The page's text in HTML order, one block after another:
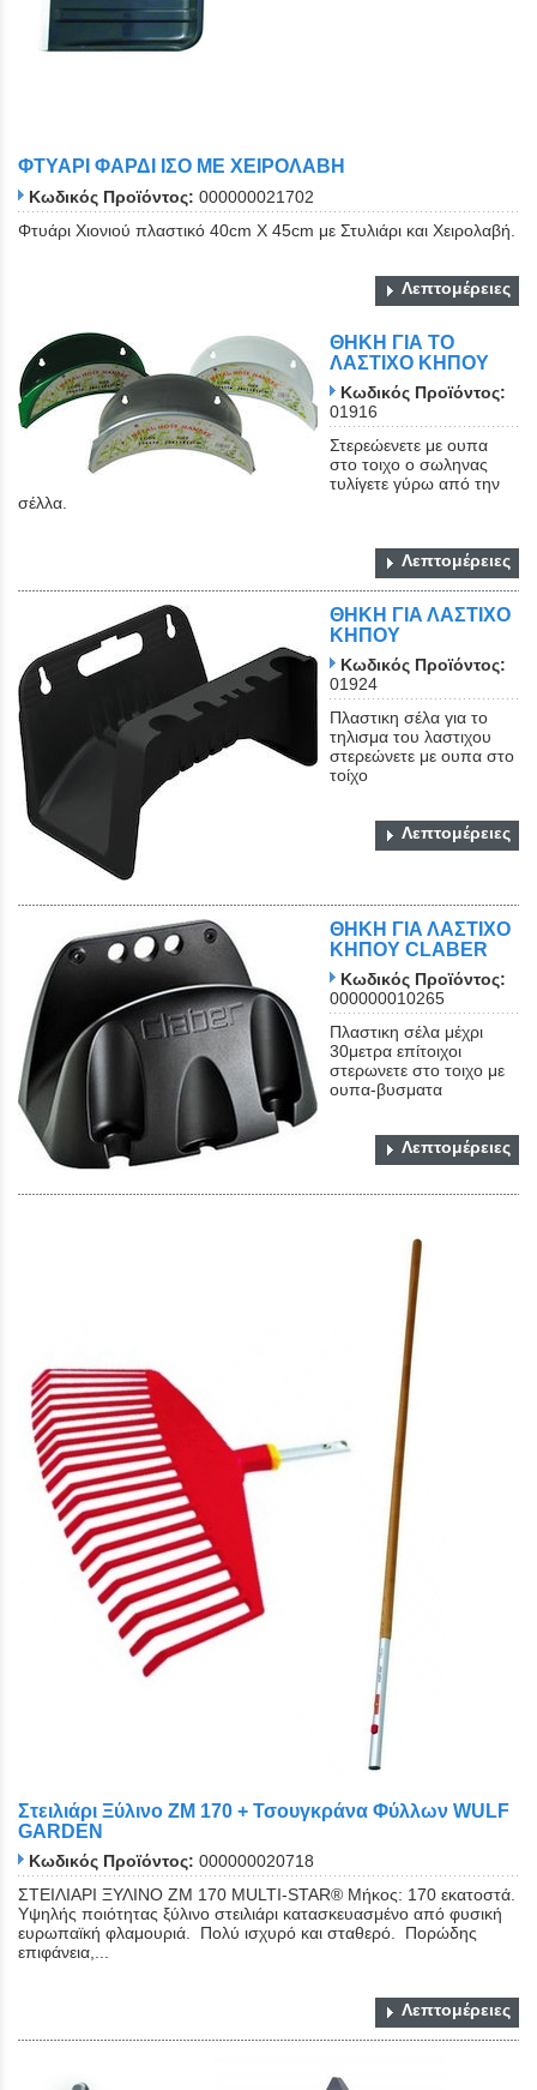
ΦΤΥΑΡΙ ΦΑΡΔΙ ΙΣΟ ΜΕ ΧΕΙΡΟΛΑΒΗ
Κωδικός Προϊόντος: 000000021702
Φτυάρι Χιονιού πλαστικό 40cm Χ 45cm με Στυλιάρι και Χειρολαβή.
Λεπτομέρειες
ΘΗΚΗ ΓΙΑ ΤΟ
ΛΑΣΤΙΧΟ ΚΗΠΟΥ
Κωδικός Προϊόντος:
01916
Στερεώενετε με ουπα
στο τοιχο ο σωληνας
τυλίγετε γύρω από την
σέλλα.
Λεπτομέρειες
ΘΗΚΗ ΓΙΑ ΛΑΣΤΙΧΟ
ΚΗΠΟΥ
Κωδικός Προϊόντος:
01924
Πλαστικη σέλα για το
τηλισμα του λαστιχου
στερεώνετε με ουπα στο
τοίχο
Λεπτομέρειες
ΘΗΚΗ ΓΙΑ ΛΑΣΤΙΧΟ
ΚΗΠΟΥ CLABER
Κωδικός Προϊόντος:
000000010265
Πλαστικη σέλα μέχρι
30μετρα επίτοιχοι
στερωνετε στο τοιχο με
ουπα-βυσματα
Λεπτομέρειες
Στειλιάρι Ξύλινο ZM 170 + Τσουγκράνα Φύλλων WULF
GARDEN
Κωδικός Προϊόντος: 000000020718
ΣΤΕΙΛΙΑΡΙ ΞΥΛΙΝΟ ZM 170 MULTI-STAR® Μήκος: 170 εκατοστά.
Υψηλής ποιότητας ξύλινο στειλιάρι κατασκευασμένο από φυσική
ευρωπαϊκή φλαμουριά. Πολύ ισχυρό και σταθερό. Πορώδης
επιφάνεια,...
Λεπτομέρειες